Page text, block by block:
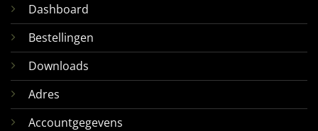
Dashboard
Bestellingen
Downloads
Adres
Accountgegevens